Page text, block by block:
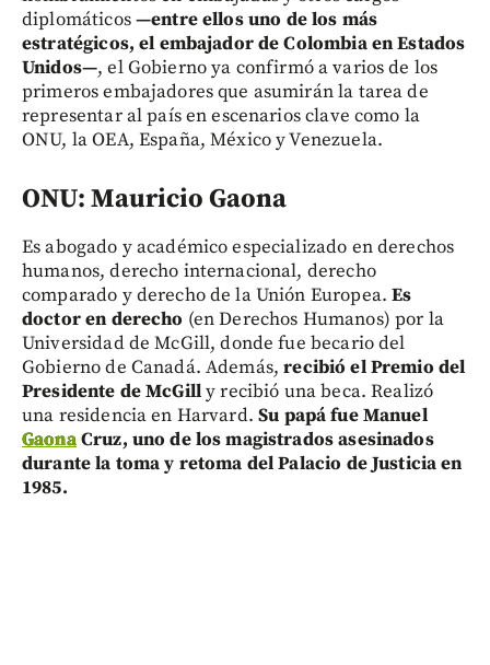
diplomáticos—entre ellos uno de los más
estratégicos, el embajador de Colombia en Estados
Unidos—, el Gobierno ya confirmó a varios de los
primeros embajadores que asumirán la tarea de
representar al país en escenarios clave como la
ONU, la OEA, España, México y Venezuela.
ONU: Mauricio Gaona
Es abogado y académico especializado en derechos
humanos, derecho internacional, derecho
comparado y derecho de la Unión Europea.Es
doctor en derecho (en Derechos Humanos) por la
Universidad de McGill, donde fue becario del
Gobierno de Canadá. Además,recibió el Premio del
Presidente de McGilly recibió una beca. Realizó
una residencia en Harvard.Su papá fue Manuel
GaonaCruz, uno de los magistrados asesinados
durante la toma y retoma del Palacio de Justicia en
1985.